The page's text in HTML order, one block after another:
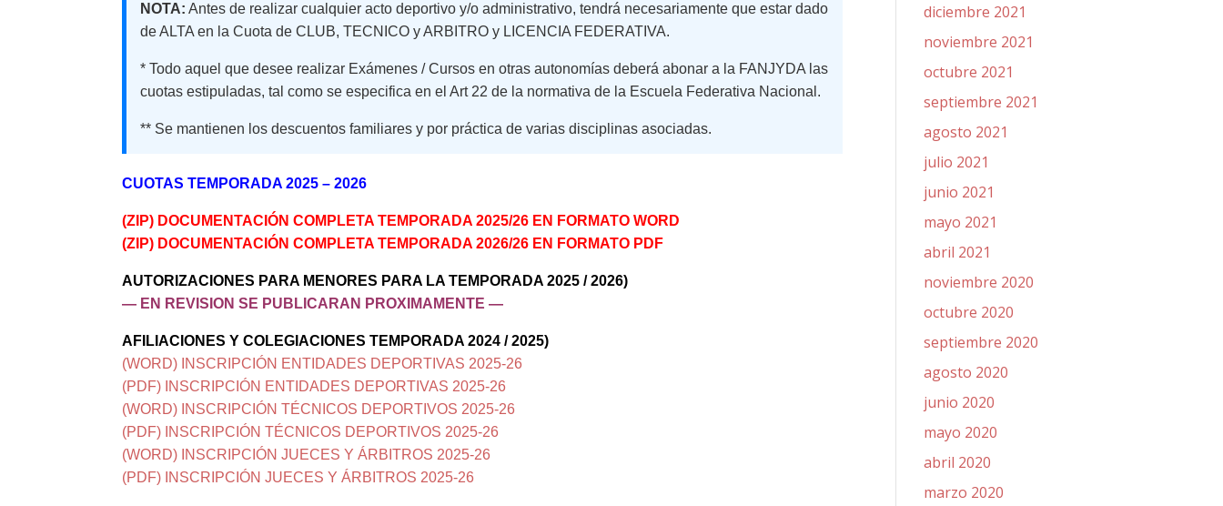
NOTA: Antes de realizar cualquier acto deportivo y/o administrativo, tendrá necesariamente que estar dado
de ALTA en la Cuota de CLUB, TECNICO y ARBITRO y LICENCIA FEDERATIVA.
* Todo aquel que desee realizar Exámenes / Cursos en otras autonomías deberá abonar a la FANJYDA las
cuotas estipuladas, tal como se especifica en el Art 22 de la normativa de la Escuela Federativa Nacional.
** Se mantienen los descuentos familiares y por práctica de varias disciplinas asociadas.
CUOTAS TEMPORADA 2025 – 2026
(ZIP) DOCUMENTACIÓN COMPLETA TEMPORADA 2025/26 EN FORMATO WORD
(ZIP) DOCUMENTACIÓN COMPLETA TEMPORADA 2026/26 EN FORMATO PDF
AUTORIZACIONES PARA MENORES PARA LA TEMPORADA 2025 / 2026)
— EN REVISION SE PUBLICARAN PROXIMAMENTE —
AFILIACIONES Y COLEGIACIONES TEMPORADA 2024 / 2025)
(WORD) INSCRIPCIÓN ENTIDADES DEPORTIVAS 2025-26
(PDF) INSCRIPCIÓN ENTIDADES DEPORTIVAS 2025-26
(WORD) INSCRIPCIÓN TÉCNICOS DEPORTIVOS 2025-26
(PDF) INSCRIPCIÓN TÉCNICOS DEPORTIVOS 2025-26
(WORD) INSCRIPCIÓN JUECES Y ÁRBITROS 2025-26
(PDF) INSCRIPCIÓN JUECES Y ÁRBITROS 2025-26
diciembre 2021
noviembre 2021
octubre 2021
septiembre 2021
agosto 2021
julio 2021
junio 2021
mayo 2021
abril 2021
noviembre 2020
octubre 2020
septiembre 2020
agosto 2020
junio 2020
mayo 2020
abril 2020
marzo 2020